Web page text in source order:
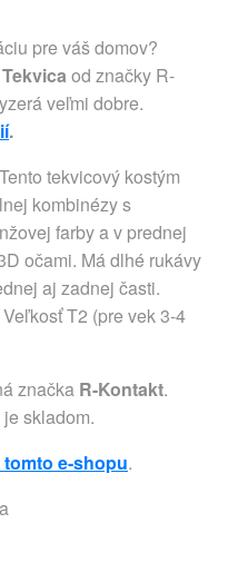
pre váš domov?
od značky R-
veľmi dobre.
.
tekvicový kostým
kombinézy s
farby a v prednej
očami. Má dlhé rukávy
aj zadnej časti.
T2 (pre vek 3-4
značka R-Kontakt.
skladom.
tomto e-shopu.